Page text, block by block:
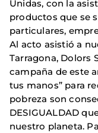
Unidas, con la
productos que se
particulares,
Al acto asistió a
Tarragona, Dolors
campaña de este
tus manos” para
pobreza son
DESIGUALDAD
nuestro planeta.